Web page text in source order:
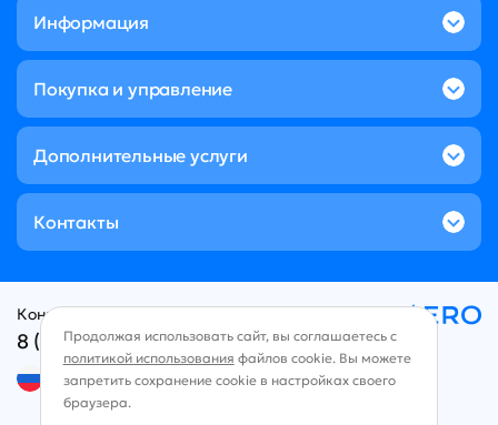
Информация
Покупка и управление
Дополнительные услуги
Контакты
Контакт-центр:
8 (800) 707-49-96
Русский язык
Продолжая использовать сайт, вы соглашаетесь с
политикой использования файлов cookie. Вы можете
запретить сохранение cookie в настройках своего
браузера.